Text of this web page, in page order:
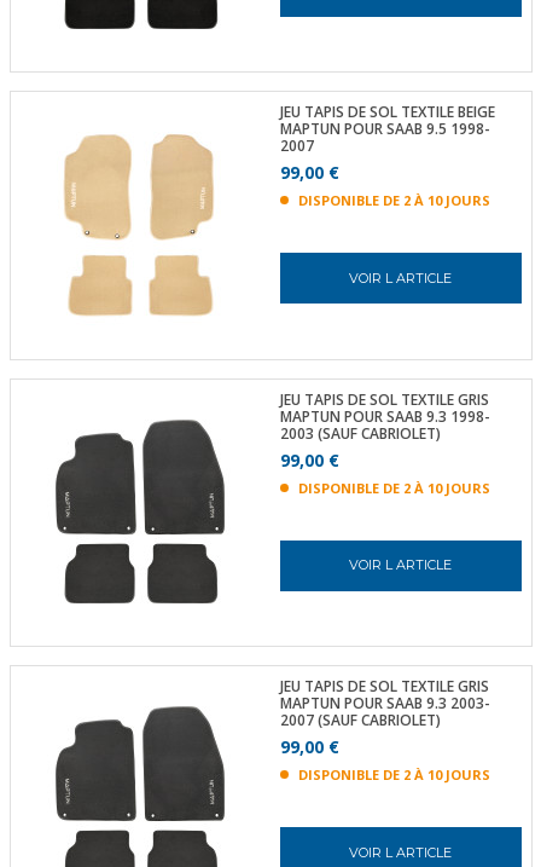
JEU TAPIS DE SOL TEXTILE BEIGE
MAPTUN POUR SAAB 9.5 1998-
2007
99,00 €
DISPONIBLE DE 2 À 10 JOURS
VOIR L ARTICLE
JEU TAPIS DE SOL TEXTILE GRIS
MAPTUN POUR SAAB 9.3 1998-
2003 (SAUF CABRIOLET)
99,00 €
DISPONIBLE DE 2 À 10 JOURS
VOIR L ARTICLE
JEU TAPIS DE SOL TEXTILE GRIS
MAPTUN POUR SAAB 9.3 2003-
2007 (SAUF CABRIOLET)
99,00 €
DISPONIBLE DE 2 À 10 JOURS
VOIR L ARTICLE